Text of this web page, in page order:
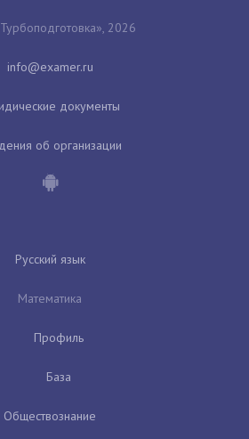
2026
документы
об организации
Русский язык
Математика
Профиль
База
Обществознание